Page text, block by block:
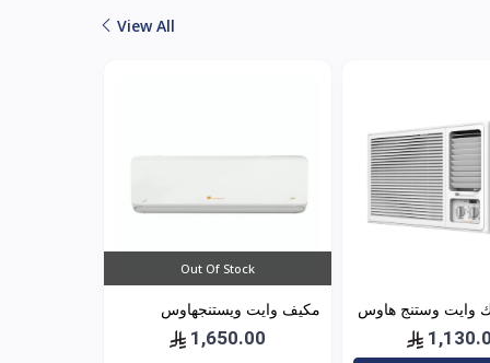
View All
وايت وستنج هاوس
Out Of Stock
مكيف وايت ويستنجهاوس
اسبليت جولد 18500 بارد1,650.00